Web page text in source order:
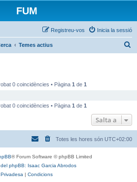
FUM
Inicia la sessió
Registreu-vos
Temes actius
0 coincidències • Pàgina 1 de 1
0 coincidències • Pàgina 1 de 1
Salta a
Totes les hores són UTC+02:00
® Forum Software © phpBB Limited
phpBB: Isaac Garcia Abrodos
Privadesa | Condicions